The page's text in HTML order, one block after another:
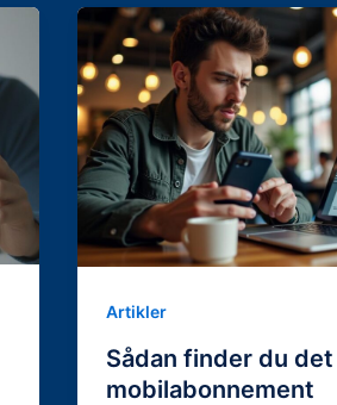
Artikler
Sådan finder du
mobilabonnement